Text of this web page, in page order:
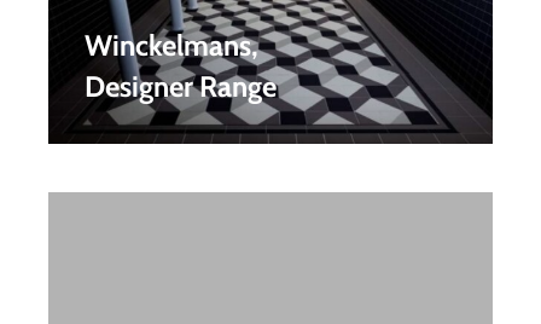
Winckelmans,
Designer Range